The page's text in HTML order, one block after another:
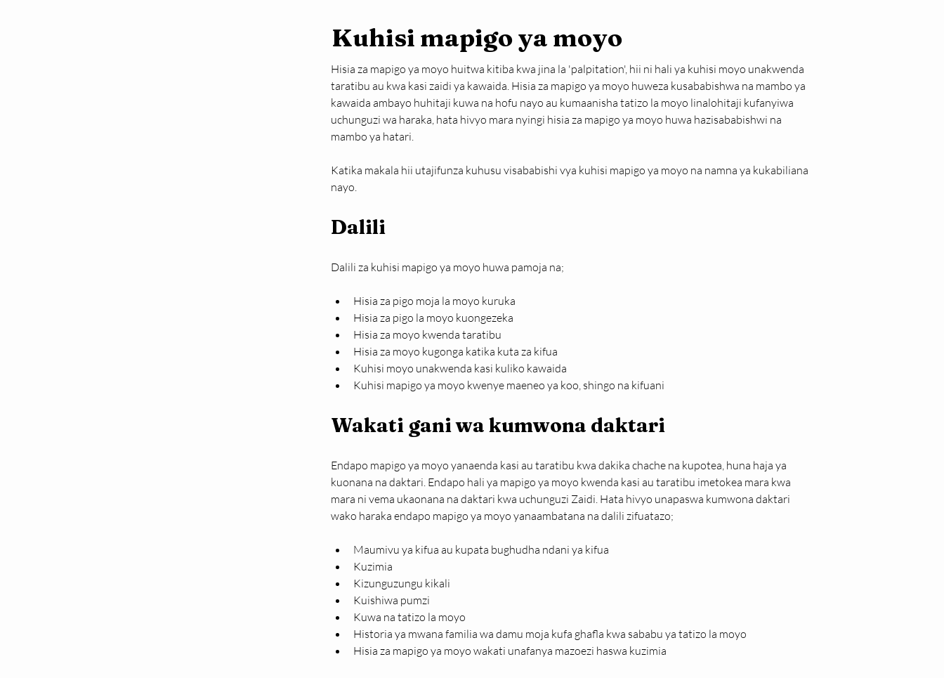
Kuhisi mapigo ya moyo
Hisia za mapigo ya moyo huitwa kitiba kwa jina la 'palpitation', hii ni hali ya kuhisi moyo unakwenda
taratibu au kwa kasi zaidi ya kawaida. Hisia za mapigo ya moyo huweza kusababishwa na mambo ya
kawaida ambayo huhitaji kuwa na hofu nayo au kumaanisha tatizo la moyo linalohitaji kufanyiwa
uchunguzi wa haraka, hata hivyo mara nyingi hisia za mapigo ya moyo huwa hazisababishwi na
mambo ya hatari.
Katika makala hii utajifunza kuhusu visababishi vya kuhisi mapigo ya moyo na namna ya kukabiliana
nayo.
Dalili
Dalili za kuhisi mapigo ya moyo huwa pamoja na;
Hisia za pigo moja la moyo kuruka
Hisia za pigo la moyo kuongezeka
Hisia za moyo kwenda taratibu
Hisia za moyo kugonga katika kuta za kifua
Kuhisi moyo unakwenda kasi kuliko kawaida
Kuhisi mapigo ya moyo kwenye maeneo ya koo, shingo na kifuani
Wakati gani wa kumwona daktari
Endapo mapigo ya moyo yanaenda kasi au taratibu kwa dakika chache na kupotea, huna haja ya
kuonana na daktari. Endapo hali ya mapigo ya moyo kwenda kasi au taratibu imetokea mara kwa
mara ni vema ukaonana na daktari kwa uchunguzi Zaidi. Hata hivyo unapaswa kumwona daktari
wako haraka endapo mapigo ya moyo yanaambatana na dalili zifuatazo;
Maumivu ya kifua au kupata bughudha ndani ya kifua
Kuzimia
Kizunguzungu kikali
Kuishiwa pumzi
Kuwa na tatizo la moyo
Historia ya mwana familia wa damu moja kufa ghafla kwa sababu ya tatizo la moyo
Hisia za mapigo ya moyo wakati unafanya mazoezi haswa kuzimia